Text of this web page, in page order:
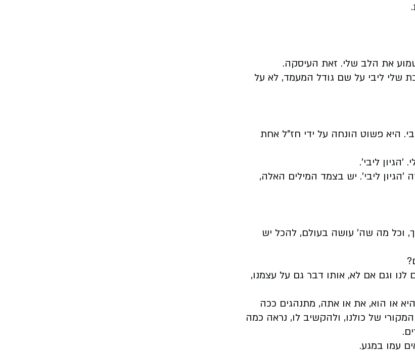
את הלב שלי. זאת העיסקה.
שלי ליבי על שם גודל המעמד, לא על
היא פשוט הונחה על ידי חז"ל אחת
ליבי'.
'הגיון ליבי'. יש בצמד המילים האלה,
וכל מה שה' עושה בעולם, להכל יש
וגם אם לא, אותו דבר גם על עצמנו,
או הוא, את או אתה, מתנהגים ככה
של כולנו, ולהקשיב לו, נראה כמה
עמו במגע.